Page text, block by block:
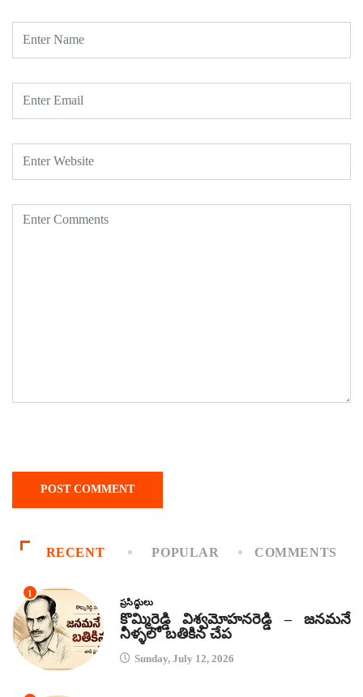
RECENT POPULAR COMMENTS
1
ప్రసిద్ధులు
కొమ్మిరెడ్డి విశ్వమోహనరెడ్డి – జనమనే
నీళ్ళలో బతికిన చేప
Sunday, July 12, 2026